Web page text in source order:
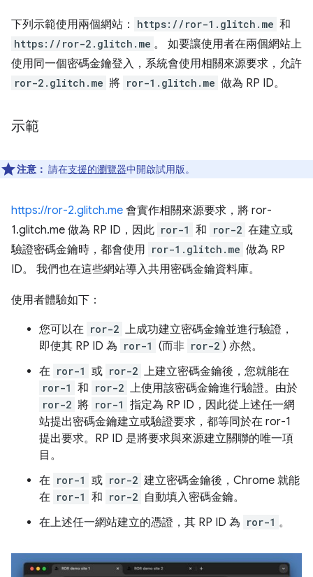
下列示範使用兩個網站： https://ror-1.glitch.me 和
https://ror-2.glitch.me 。 如要讓使用者在兩個網站上
使用同一個密碼金鑰登入，系統會使用相關來源要求，允許
ror-2.glitch.me 將 ror-1.glitch.me 做為 RP ID。
示範
注意： 請在支援的瀏覽器中開啟試用版。
https://ror-2.glitch.me 會實作相關來源要求，將 ror-
1.glitch.me 做為 RP ID，因此 ror-1 和 ror-2 在建立或
驗證密碼金鑰時，都會使用 ror-1.glitch.me 做為 RP
ID。 我們也在這些網站導入共用密碼金鑰資料庫。
使用者體驗如下：
您可以在 ror-2 上成功建立密碼金鑰並進行驗證，
即使其 RP ID 為 ror-1 (而非 ror-2 ) 亦然。
在 ror-1 或 ror-2 上建立密碼金鑰後，您就能在
ror-1 和 ror-2 上使用該密碼金鑰進行驗證。由於
ror-2 將 ror-1 指定為 RP ID，因此從上述任一網
站提出密碼金鑰建立或驗證要求，都等同於在 ror-1
提出要求。RP ID 是將要求與來源建立關聯的唯一項
目。
在 ror-1 或 ror-2 建立密碼金鑰後，Chrome 就能
在 ror-1 和 ror-2 自動填入密碼金鑰。
在上述任一網站建立的憑證，其 RP ID 為 ror-1 。